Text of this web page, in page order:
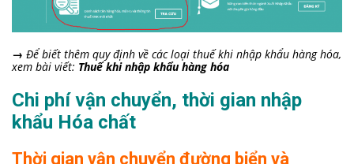
→ Để biết thêm quy định về các loại thuế khi nhập khẩu hàng hóa,
xem bài viết: Thuế khi nhập khẩu hàng hóa
Chi phí vận chuyển, thời gian nhập
khẩu Hóa chất
Thời gian vận chuyển đường biển và